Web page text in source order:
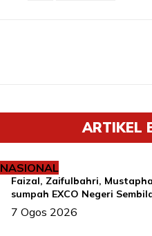
ARTIKEL
NASIONAL
Faizal, Zaifulbahri,
sumpah EXCO Negeri
7 Ogos 2026